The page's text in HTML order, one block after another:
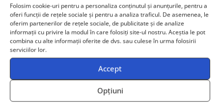
Folosim cookie-uri pentru a personaliza conținutul și anunțurile, pentru a
oferi funcții de rețele sociale și pentru a analiza traficul. De asemenea, le
oferim partenerilor de rețele sociale, de publicitate și de analize
informații cu privire la modul în care folosiți site-ul nostru. Aceștia le pot
combina cu alte informații oferite de dvs. sau culese în urma folosirii
serviciilor lor.
Accept
Opțiuni
Reducerea timpului necesar pentru debugging si
refactoring;
Introducerea mai naturala a programatorilor
juniori in proiecte de complexitate mare, sustinuti
de inteligenta artificiala;
Facilitarea unui ecosistem AI mai robust si
transparent, incurajarea dezvoltarii modelelor AI
open-source alternative;